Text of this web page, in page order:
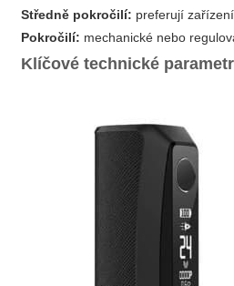
Středně pokročilí: preferují
Pokročilí: mechanické nebo
Klíčové technické